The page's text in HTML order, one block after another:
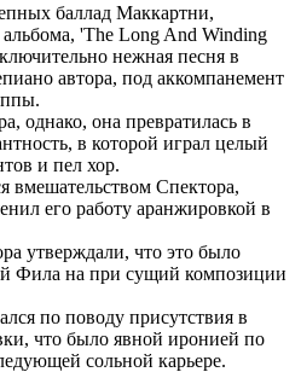
баллад Маккартни,
'The Long And Winding
нежная песня в
автора, под аккомпанемент
однако, она превратилась в
в которой играл целый
и пел хор.
вмешательством Спектора,
его работу аранжировкой в
утверждали, что это было
Фила на при сущий композиции
по поводу присутствия в
что было явной иронией по
сольной карьере.